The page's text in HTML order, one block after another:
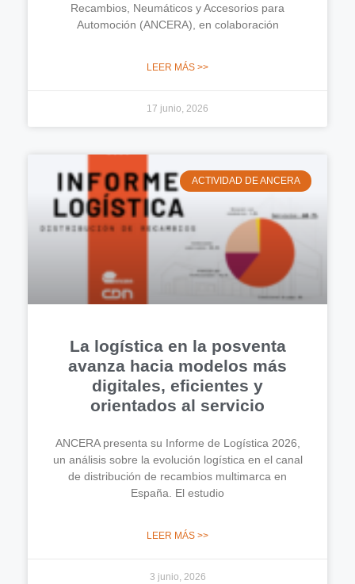
Recambios, Neumáticos y Accesorios para
Automoción (ANCERA), en colaboración
LEER MÁS >>
17 junio, 2026
ACTIVIDAD DE ANCERA
La logística en la posventa
avanza hacia modelos más
digitales, eficientes y
orientados al servicio
ANCERA presenta su Informe de Logística 2026,
un análisis sobre la evolución logística en el canal
de distribución de recambios multimarca en
España. El estudio
LEER MÁS >>
3 junio, 2026